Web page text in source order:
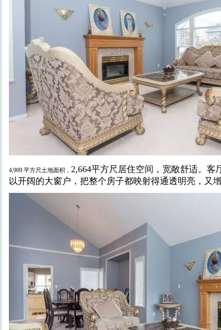
4,909 平方尺土地面积， 2,664平方尺居住空间，宽敞舒适。
以开阔的大窗户，把整个房子都映射得通透明亮，又